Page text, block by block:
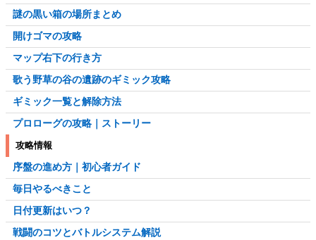
謎の黒い箱の場所まとめ
開けゴマの攻略
マップ右下の行き方
歌う野草の谷の遺跡のギミック攻略
ギミック一覧と解除方法
プロローグの攻略｜ストーリー
攻略情報
序盤の進め方｜初心者ガイド
毎日やるべきこと
日付更新はいつ？
戦闘のコツとバトルシステム解説